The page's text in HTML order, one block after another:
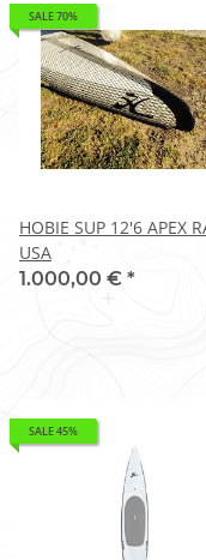
SALE 70%
HOBIE SUP 12'6 APEX RAW
USA
1.000,00 € *
SALE 45%